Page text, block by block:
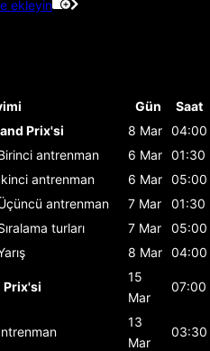
ekleyin
Gün
Saat
Prix'si
8 Mar 04:00
antrenman 6 Mar 01:30
antrenman 6 Mar 05:00
antrenman 7 Mar
01:30
turları 7 Mar
05:00
8 Mar 04:00
Prix'si
15
Mar
07:00
13
Mar
03:30